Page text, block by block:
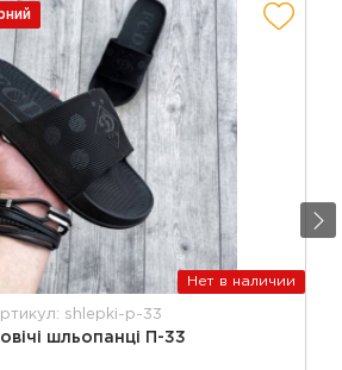
Нет в наличии
shlepki-p-33
шльопанці П-33